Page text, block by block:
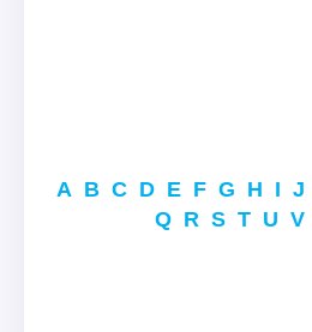
A B C D E F G H I J
Q R S T U V